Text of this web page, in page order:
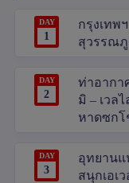
DAY
1
กรุงเทพ
สุวรรณ
DAY
2
ท่าอากา
มิ – เวล
หาดซกโ
DAY
3
อุทยานแ
สนุกเอเ